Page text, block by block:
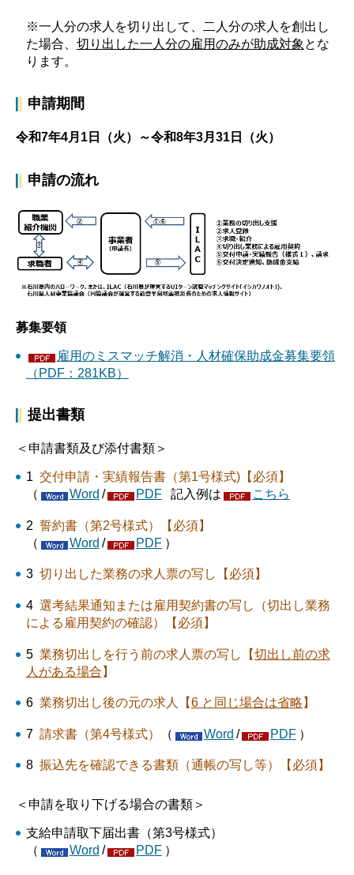
※一人分の求人を切り出して、二人分の求人を創出し
た場合、 切り出した一人分の雇用のみが助成対象 とな
ります。
申請期間
令和7年4月1日（火）～令和8年3月31日（火）
申請の流れ
募集要領
雇用のミスマッチ解消・人材確保助成金募集要領
（PDF：281KB）
提出書類
＜申請書類及び添付書類＞
1 交付申請・実績報告書（第1号様式)【必須】
（
Word / PDF 記入例は こちら
2 誓約書（第2号様式）【必須】
（
Word / PDF ）
3 切り出した業務の求人票の写し【必須】
4 選考結果通知または雇用契約書の写し（切出し業務
による雇用契約の確認）【必須】
5 業務切出しを行う前の求人票の写し【切出し前の求
人がある場合 】
6 業務切出し後の元の求人【6 と同じ場合は省略 】
7 請求書（第4号様式） （ Word / PDF ）
8 振込先を確認できる書類（通帳の写し等）【必須】
＜申請を取り下げる場合の書類＞
支給申請取下届出書（第3号様式）
（
Word / PDF ）